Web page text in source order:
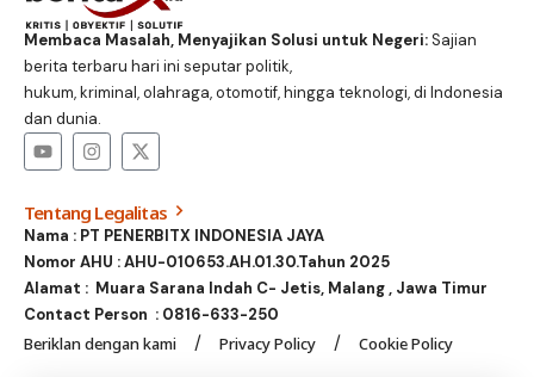
Membaca Masalah, Menyajikan Solusi untuk Negeri:Sajian
berita terbaru hari ini seputar politik,
hukum, kriminal, olahraga, otomotif, hingga teknologi, di Indonesia
dan dunia.
Tentang Legalitas
Nama : PT PENERBITX INDONESIA JAYA
Nomor AHU : AHU-010653.AH.01.30.Tahun 2025
Alamat : Muara Sarana Indah C- Jetis, Malang , Jawa Timur
Contact Person : 0816-633-250
Beriklan dengan kami Privacy Policy Cookie Policy